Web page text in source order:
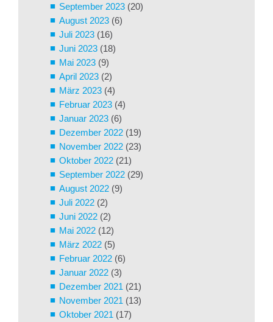
September 2023 (20)
August 2023 (6)
Juli 2023 (16)
Juni 2023 (18)
Mai 2023 (9)
April 2023 (2)
März 2023 (4)
Februar 2023 (4)
Januar 2023 (6)
Dezember 2022 (19)
November 2022 (23)
Oktober 2022 (21)
September 2022 (29)
August 2022 (9)
Juli 2022 (2)
Juni 2022 (2)
Mai 2022 (12)
März 2022 (5)
Februar 2022 (6)
Januar 2022 (3)
Dezember 2021 (21)
November 2021 (13)
Oktober 2021 (17)